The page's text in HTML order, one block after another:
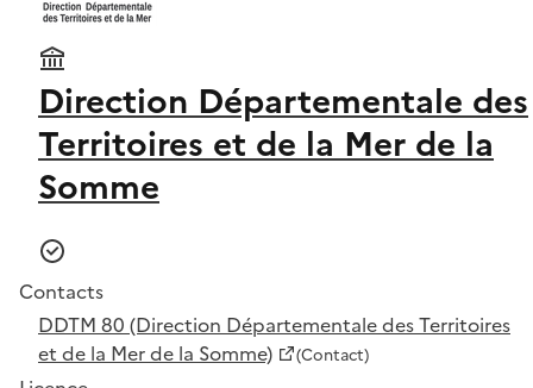
Direction Départementale des
Territoires et de la Mer de la
Somme
Contacts
DDTM 80 (Direction Départementale des Territoires
et de la Mer de la Somme)
(Contact)